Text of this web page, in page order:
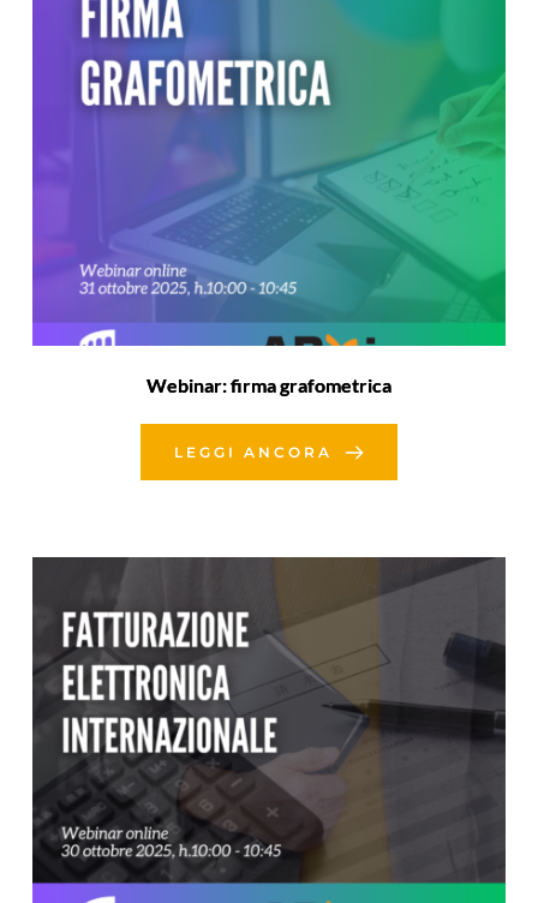
Webinar: firma grafometrica
LEGGI ANCORA